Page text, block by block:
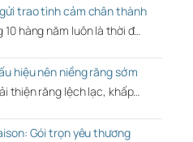
trao tình cảm chân thành
hàng năm luôn là thời đ…
hiệu nên niềng răng sớm
thiện răng lệch lạc, khấp…
Gói trọn yêu thương